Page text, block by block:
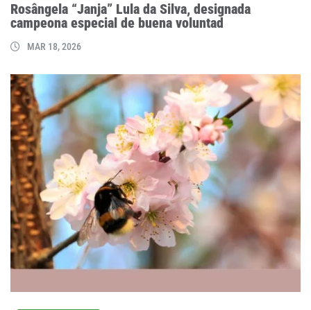
Rosângela “Janja” Lula da Silva, designada
campeona especial de buena voluntad
MAR 18, 2026